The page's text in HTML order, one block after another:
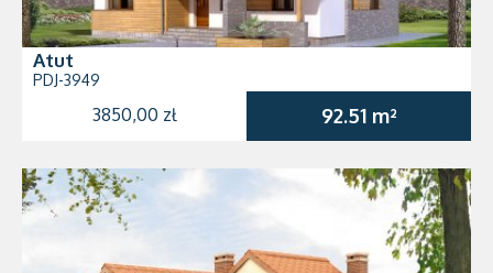
Atut
PDJ-3949
3850,00 zł 92.51 m²